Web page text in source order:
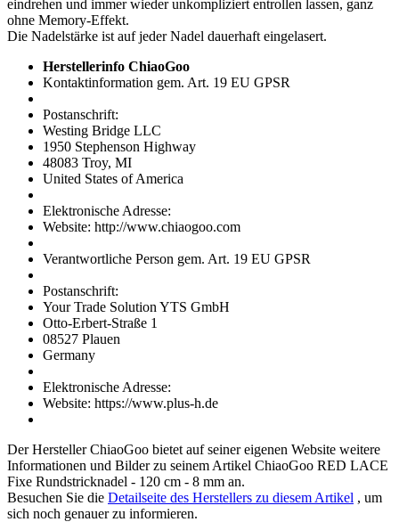
eindrehen und immer wieder unkompliziert entrollen lassen, ganz
ohne Memory-Effekt.
Die Nadelstärke ist auf jeder Nadel dauerhaft eingelasert.
Herstellerinfo ChiaoGoo
Kontaktinformation gem. Art. 19 EU GPSR
Postanschrift:
Westing Bridge LLC
1950 Stephenson Highway
48083 Troy, MI
United States of America
Elektronische Adresse:
Website: http://www.chiaogoo.com
Verantwortliche Person gem. Art. 19 EU GPSR
Postanschrift:
Your Trade Solution YTS GmbH
Otto-Erbert-Straße 1
08527 Plauen
Germany
Elektronische Adresse:
Website: https://www.plus-h.de
Der HerstellerChiaoGoo bietet auf seiner eigenen Website weitere
Informationen und Bilder zu seinem Artikel ChiaoGoo RED LACE
Fixe Rundstricknadel - 120 cm - 8 mm an.
Besuchen Sie die Detailseite des Herstellers zu diesem Artikel , um
sich noch genauer zu informieren.